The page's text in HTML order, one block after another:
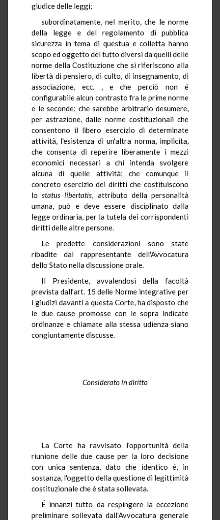
giudice delle leggi;
subordinatamente, nel merito, che le norme
della legge e del regolamento di pubblica
sicurezza in tema di questua e colletta hanno
scopo ed oggetto del tutto diversi da quelli delle
norme della Costituzione che si riferiscono alla
libertà di pensiero, di culto, di insegnamento, di
associazione, ecc. , e che perciò non é
configurabile alcun contrasto fra le prime norme
e le seconde; che sarebbe arbitrario desumere,
per astrazione, dalle norme costituzionali che
consentono il libero esercizio di determinate
attività, l'esistenza di un'altra norma, implicita,
che consenta di reperire liberamente i mezzi
economici necessari a chi intenda svolgere
alcuna di quelle attività; che comunque il
concreto esercizio dei diritti che costituiscono
lostatus libertatis, attributo della personalità
umana, può e deve essere disciplinato dalla
legge ordinaria, per la tutela dei corrispondenti
diritti delle altre persone.
Le predette considerazioni sono state
ribadite dal rappresentante dell'Avvocatura
dello Stato nella discussione orale.
Il Presidente, avvalendosi della facoltà
prevista dall'art. 15 delle Norme integrative per
i giudizi davanti a questa Corte, ha disposto che
le due cause promosse con le sopra indicate
ordinanze e chiamate alla stessa udienza siano
congiuntamente discusse.
Considerato in diritto
La Corte ha ravvisato l'opportunità della
riunione delle due cause per la loro decisione
con unica sentenza, dato che identico é, in
sostanza, l'oggetto della questione di legittimità
costituzionale che é stata sollevata.
É innanzi tutto da respingere la eccezione
preliminare sollevata dall'Avvocatura generale